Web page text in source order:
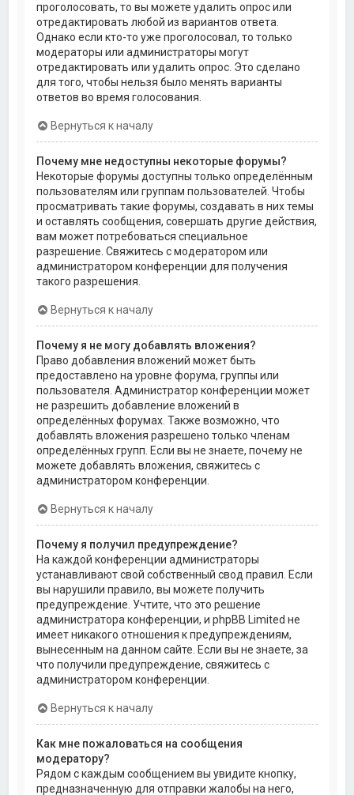
проголосовать, то вы можете удалить опрос или
отредактировать любой из вариантов ответа.
Однако если кто-то уже проголосовал, то только
модераторы или администраторы могут
отредактировать или удалить опрос. Это сделано
для того, чтобы нельзя было менять варианты
ответов во время голосования.
Вернуться к началу
Почему мне недоступны некоторые форумы?
Некоторые форумы доступны только определённым
пользователям или группам пользователей. Чтобы
просматривать такие форумы, создавать в них темы
и оставлять сообщения, совершать другие действия,
вам может потребоваться специальное
разрешение. Свяжитесь с модератором или
администратором конференции для получения
такого разрешения.
Вернуться к началу
Почему я не могу добавлять вложения?
Право добавления вложений может быть
предоставлено на уровне форума, группы или
пользователя. Администратор конференции может
не разрешить добавление вложений в
определённых форумах. Также возможно, что
добавлять вложения разрешено только членам
определённых групп. Если вы не знаете, почему не
можете добавлять вложения, свяжитесь с
администратором конференции.
Вернуться к началу
Почему я получил предупреждение?
На каждой конференции администраторы
устанавливают свой собственный свод правил. Если
вы нарушили правило, вы можете получить
предупреждение. Учтите, что это решение
администратора конференции, и phpBB Limited не
имеет никакого отношения к предупреждениям,
вынесенным на данном сайте. Если вы не знаете, за
что получили предупреждение, свяжитесь с
администратором конференции.
Вернуться к началу
Как мне пожаловаться на сообщения
модератору?
Рядом с каждым сообщением вы увидите кнопку,
предназначенную для отправки жалобы на него,